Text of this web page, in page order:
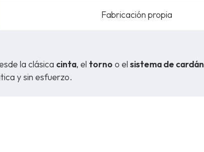
Fabricación propia
la clásica cinta, el torno o elsistema de cardán
y sin esfuerzo.